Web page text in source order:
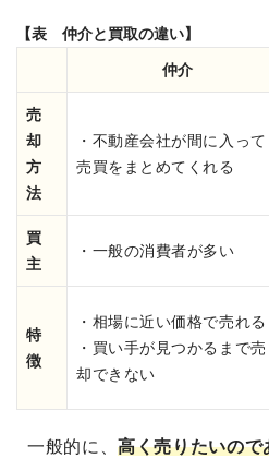
【表 仲介と買取の違い】
仲介
売
却
方
法
・不動産会社が間に入って
売買をまとめてくれる
買
主
・一般の消費者が多い
特
徴
・相場に近い価格で売れる
・買い手が見つかるまで売
却できない
一般的に、高く売りたいの